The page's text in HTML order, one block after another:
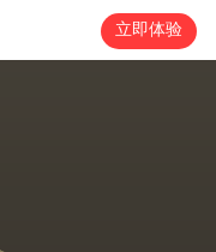
立即体验